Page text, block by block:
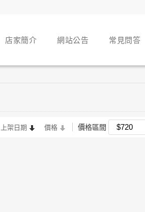
店家簡介 網站公告 常見問答
上架日期 價格 價格區間